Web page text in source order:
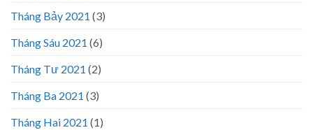
Tháng Bảy 2021 (3)
Tháng Sáu 2021 (6)
Tháng Tư 2021 (2)
Tháng Ba 2021 (3)
Tháng Hai 2021 (1)